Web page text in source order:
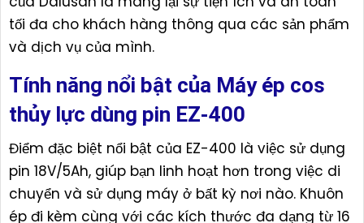
tối đa cho khách hàng thông qua các sản phẩm
và dịch vụ của mình.
Tính năng nổi bật của Máy ép cos
thủy lực dùng pin EZ-400
Điểm đặc biệt nổi bật của EZ-400 là việc sử dụng
pin 18V/5Ah, giúp bạn linh hoạt hơn trong việc di
chuyển và sử dụng máy ở bất kỳ nơi nào. Khuôn
ép đi kèm cùng với các kích thước đa dạng từ 16